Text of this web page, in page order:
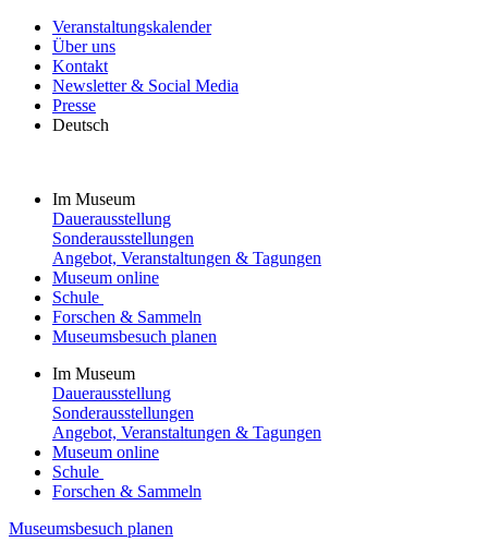
Veranstaltungskalender
Über uns
Kontakt
Newsletter & Social Media
Presse
Deutsch
Im Museum
Dauerausstellung
Sonderausstellungen
Angebot, Veranstaltungen & Tagungen
Museum online
Schule
Forschen & Sammeln
Museumsbesuch planen
Im Museum
Dauerausstellung
Sonderausstellungen
Angebot, Veranstaltungen & Tagungen
Museum online
Schule
Forschen & Sammeln
Museumsbesuch planen